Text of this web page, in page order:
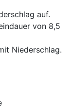
auf.
von 8,5
Niederschlag.